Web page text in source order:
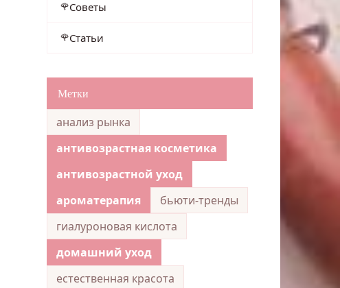
Советы
Статьи
Метки
анализ рынка
антивозрастная косметика
антивозрастной уход
ароматерапия
бьюти-тренды
гиалуроновая кислота
домашний уход
естественная красота